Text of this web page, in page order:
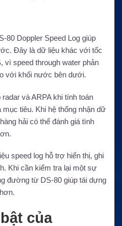
80 Doppler Speed Log giúp
Đây là dữ liệu khác với tốc
vì speed through water phản
với khối nước bên dưới.
và ARPA khi tính toán
tiêu. Khi hệ thống nhận dữ
hải có thể đánh giá tình
speed log hỗ trợ hiển thị, ghi
Khi cần kiểm tra lại một sự
đường từ DS-80 giúp tái dựng
của